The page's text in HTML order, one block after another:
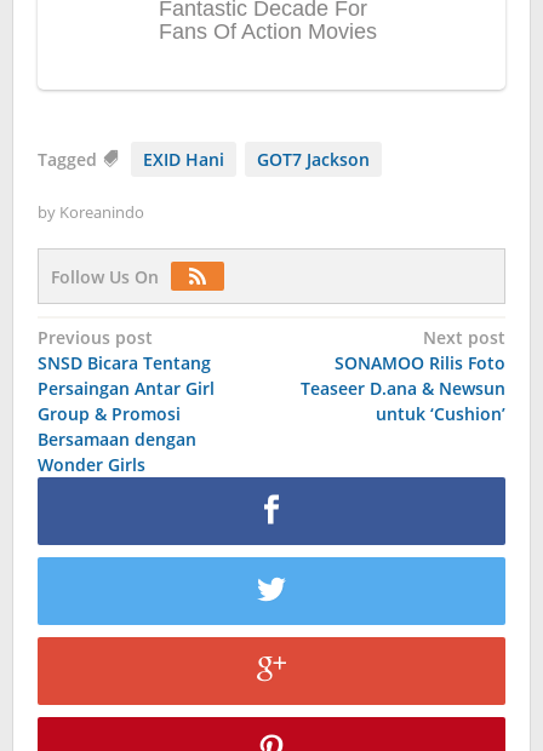
Tagged EXID Hani GOT7 Jackson
by Koreanindo
Follow Us On
Post
navigation
Previous post
SNSD Bicara Tentang
Persaingan Antar Girl
Group & Promosi
Bersamaan dengan
Wonder Girls
Next post
SONAMOO Rilis Foto
Teaseer D.ana & Newsun
untuk ‘Cushion’